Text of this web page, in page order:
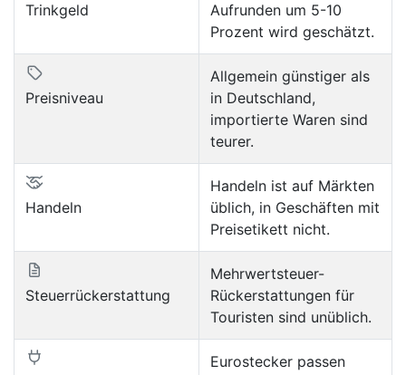
Trinkgeld
Aufrunden um 5-10
Prozent wird geschätzt.
Preisniveau
Allgemein günstiger als
in Deutschland,
importierte Waren sind
teurer.
Handeln
Handeln ist auf Märkten
üblich, in Geschäften mit
Preisetikett nicht.
Steuerrückerstattung
Mehrwertsteuer-
Rückerstattungen für
Touristen sind unüblich.
Eurostecker passen